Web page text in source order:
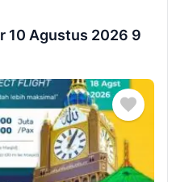
10 Agustus 2026 9